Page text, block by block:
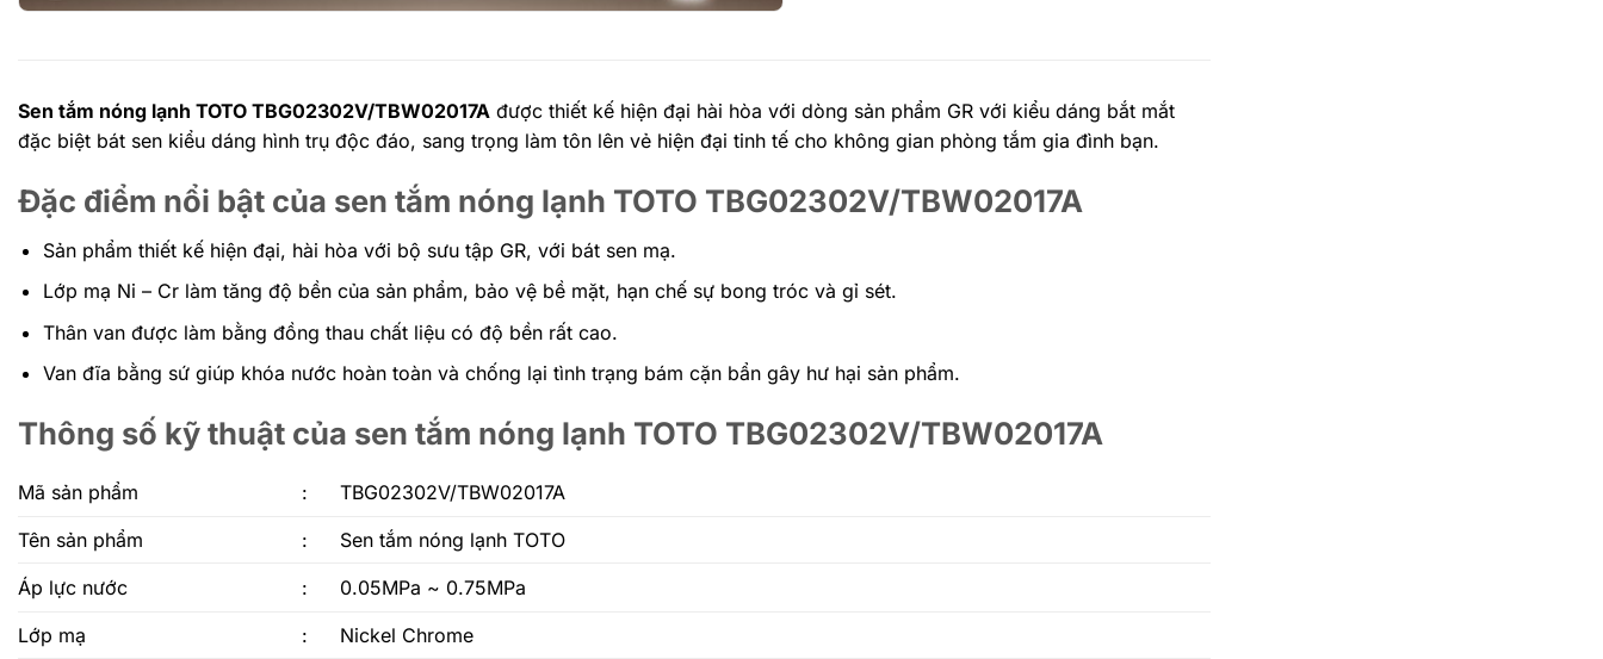
Sen tắm nóng lạnh TOTO TBG02302V/TBW02017A được thiết kế hiện đại hài hòa với dòng sản phẩm GR với kiểu dáng bắt mắt
đặc biệt bát sen kiểu dáng hình trụ độc đáo, sang trọng làm tôn lên vẻ hiện đại tinh tế cho không gian phòng tắm gia đình bạn.
Đặc điểm nổi bật của sen tắm nóng lạnh TOTO TBG02302V/TBW02017A
Sản phẩm thiết kế hiện đại, hài hòa với bộ sưu tập GR, với bát sen mạ.
Lớp mạ Ni – Cr làm tăng độ bền của sản phẩm, bảo vệ bề mặt, hạn chế sự bong tróc và gỉ sét.
Thân van được làm bằng đồng thau chất liệu có độ bền rất cao.
Van đĩa bằng sứ giúp khóa nước hoàn toàn và chống lại tình trạng bám cặn bẩn gây hư hại sản phẩm.
Thông số kỹ thuật của sen tắm nóng lạnh TOTO TBG02302V/TBW02017A
Mã sản phẩm :
TBG02302V/TBW02017A
Tên sản phẩm
:
Sen tắm nóng lạnh TOTO
Áp lực nước
:
0.05MPa ~ 0.75MPa
Lớp mạ
:
Nickel Chrome